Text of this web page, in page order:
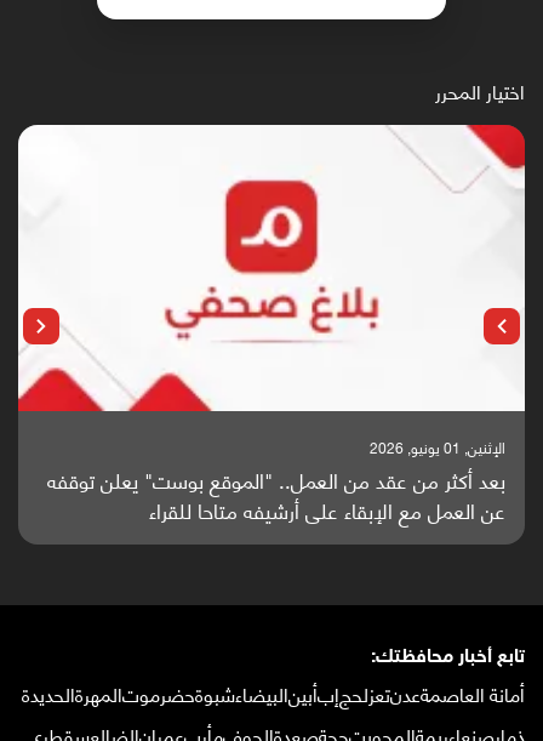
اختيار المحرر
الإثنين, 25 مايو, 2026
باحثون من اليمن يدخلون سباق أبحاث ألزهايمر بدراسة
واعدة منشورة عالميا (ترجمة)
تابع أخبار محافظتك:
أمانة العاصمةعدنتعزلحجإبأبينالبيضاءشبوةحضرموتالمهرةالحديدة